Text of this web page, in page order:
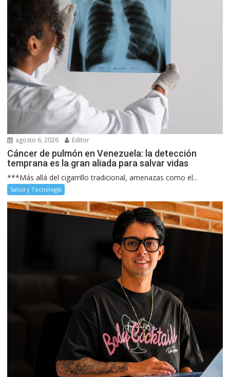
agosto 6, 2026 Editor
Cáncer de pulmón en Venezuela: la detección
temprana es la gran aliada para salvar vidas
***Más allá del cigarrillo tradicional, amenazas como el...
Salud y Tecnología